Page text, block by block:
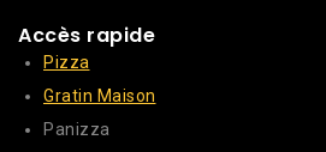
Accès rapide
Pizza
Gratin Maison
Panizza